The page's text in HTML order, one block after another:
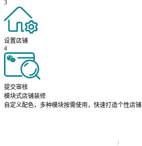
3
设置店铺
4
提交审核
模块式店铺装修
自定义配色，多种模块按需使用，快速打造个性店铺